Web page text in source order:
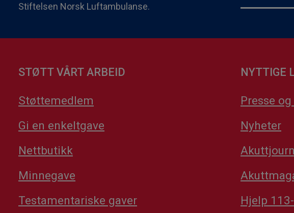
Stiftelsen Norsk Luftambulanse.
STØTT VÅRT ARBEID
Støttemedlem
Gi en enkeltgave
Nettbutikk
Minnegave
Testamentariske gaver
NYTTIGE
Presse
Nyheter
Hjelp